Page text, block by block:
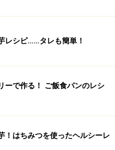
レシピ……タレも簡単！
ーで作る！ ご飯食パンのレシ
！はちみつを使ったヘルシーレ